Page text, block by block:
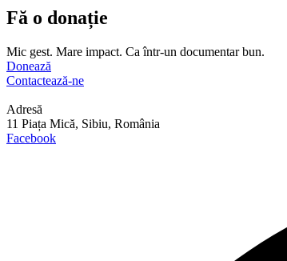
Fă o donație
Mic gest. Mare impact. Ca într-un documentar bun.
Donează
Contactează-ne
Adresă
11 Piața Mică, Sibiu, România
Facebook